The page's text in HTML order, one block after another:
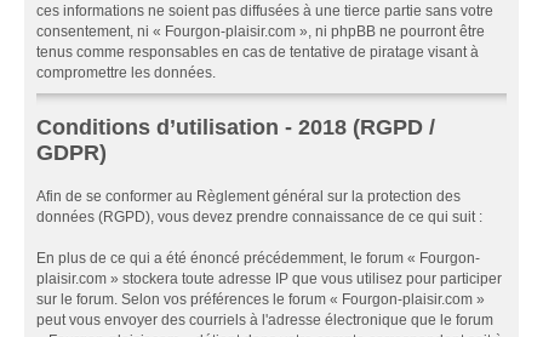
ces informations ne soient pas diffusées à une tierce partie sans votre
consentement, ni « Fourgon-plaisir.com », ni phpBB ne pourront être
tenus comme responsables en cas de tentative de piratage visant à
compromettre les données.
Conditions d’utilisation - 2018 (RGPD /
GDPR)
Afin de se conformer au Règlement général sur la protection des
données (RGPD), vous devez prendre connaissance de ce qui suit :
En plus de ce qui a été énoncé précédemment, le forum « Fourgon-
plaisir.com » stockera toute adresse IP que vous utilisez pour participer
sur le forum. Selon vos préférences le forum « Fourgon-plaisir.com »
peut vous envoyer des courriels à l'adresse électronique que le forum